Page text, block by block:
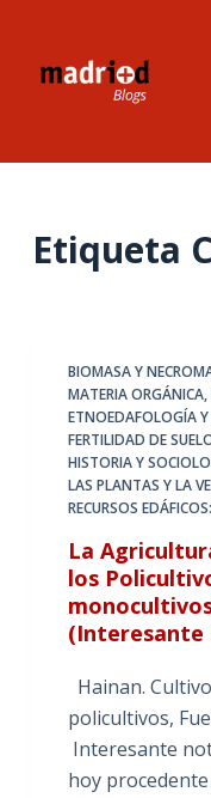
Etiqueta
BIOMASA Y
MATERIA ORGÁNICA,
ETNOEDAFOLOGÍA
FERTILIDAD DE
HISTORIA Y
LAS PLANTAS Y LA
RECURSOS
La
los
(Interesante
Hainan.
policultivos,
Interesante
hoy